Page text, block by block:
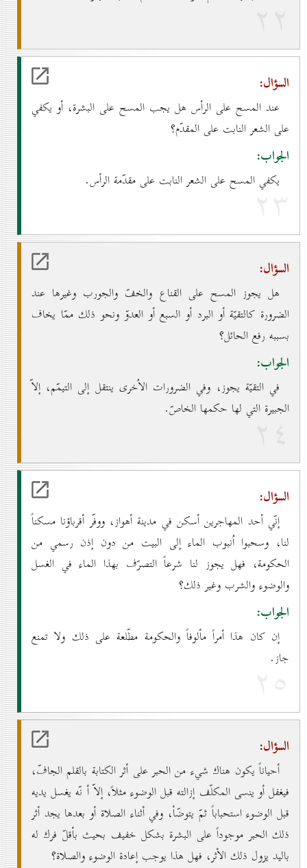
السؤال:
عند المسح على الرأس هل يجب المسح على البشرة، أو يكفي
على الشعر النابت على المقدّم؟
الجواب:
يكفي المسح على الشعر النابت على مقدّمة الرأس.
۲۳
السؤال:
هل يجوز المسح على القناع والخفّ والجورب وغيرها عند
الضرورة كالتقيّة أو البرد أو السبع أو العدوّ ونحو ذلك ممّا يخاف
بسببه رفع الحائل؟
الجواب:
في التقيّة يجوز، وفي الضرورات الاُخرى ينتقل إلى التيمّم، إلاّ
الجبيرة التي لها حكمها الخاصّ.
۲٤
السؤال:
إنّي أحد المهاجرين أسكن في مدينة أهواز، ووفّر أقرباؤنا مسكناً
لنا، وسحبوا اُنبوب الماء إلى البيت من دون إذن رسمي من
الحكومة، فهل يجوز لنا شرعاً التصرّف بهذا الماء في الغسل
والوضوء والشرب وغير ذلك؟
الجواب:
إن كان هذا أمراً مألوفاً والحكومة مطّلعة على ذلك ولا تمنع
جاز.
۲٥
السؤال:
أحياناً يكون هناك شيء من الحبر على أثر الكتابة بالقلم الجافّ،
فيغفل أو ينسى المكلّف إزالته قبل الوضوء مثلاً، إلاّ أ نّه يغسل يديه
قبل الوضوء استحباباً ثمّ يتوضّأ، وفي أثناء الصلاة أو بعدها يجد أثر
ذلك الحبر موجوداً على البشرة بشكل خفيف بحيث بأقلّ فرك له
باليد يزول ذلك الأثر، فهل هذا يوجب إعادة الوضوء والصلاة؟